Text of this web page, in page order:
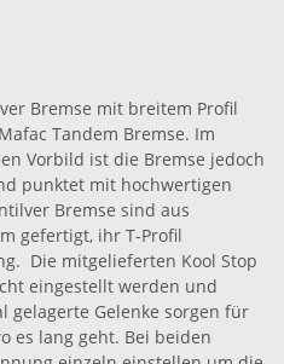
Bremse mit breitem Profil
Tandem Bremse. Im
Vorbild ist die Bremse jedoch
punktet mit hochwertigen
Bremse sind aus
gefertigt, ihr T-Profil
Die mitgelieferten Kool Stop
eingestellt werden und
gelagerte Gelenke sorgen für
es lang geht. Bei beiden